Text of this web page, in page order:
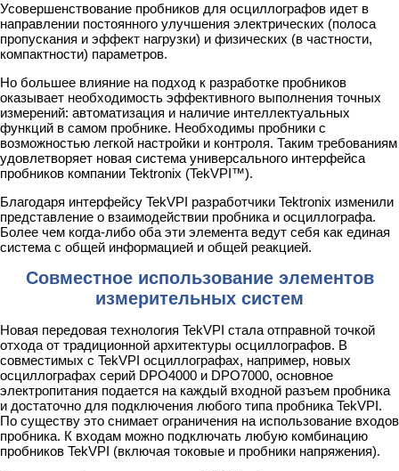
Усовершенствование пробников для осциллографов идет в
направлении постоянного улучшения электрических (полоса
пропускания и эффект нагрузки) и физических (в частности,
компактности) параметров.
Но большее влияние на подход к разработке пробников
оказывает необходимость эффективного выполнения точных
измерений: автоматизация и наличие интеллектуальных
функций в самом пробнике. Необходимы пробники с
возможностью легкой настройки и контроля. Таким требованиям
удовлетворяет новая система универсального интерфейса
пробников компании Tektronix (TekVPI™).
Благодаря интерфейсу TekVPI разработчики Tektronix изменили
представление о взаимодействии пробника и осциллографа.
Более чем когда-либо оба эти элемента ведут себя как единая
система с общей информацией и общей реакцией.
Совместное использование элементов
измерительных систем
Новая передовая технология TekVPI стала отправной точкой
отхода от традиционной архитектуры осциллографов. В
совместимых с TekVPI осциллографах, например, новых
осциллографах серий DPO4000 и DPO7000, основное
электропитания подается на каждый входной разъем пробника
и достаточно для подключения любого типа пробника TekVPI.
По существу это снимает ограничения на использование входов
пробника. К входам можно подключать любую комбинацию
пробников TekVPI (включая токовые и пробники напряжения).